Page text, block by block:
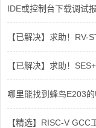
IDE或控制台下载调试
【已解决】求助！
【已解决】求助！
哪里能找到蜂鸟E203
【精选】RISC-V